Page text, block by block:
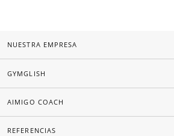
NUESTRA EMPRESA
GYMGLISH
AIMIGO COACH
REFERENCIAS